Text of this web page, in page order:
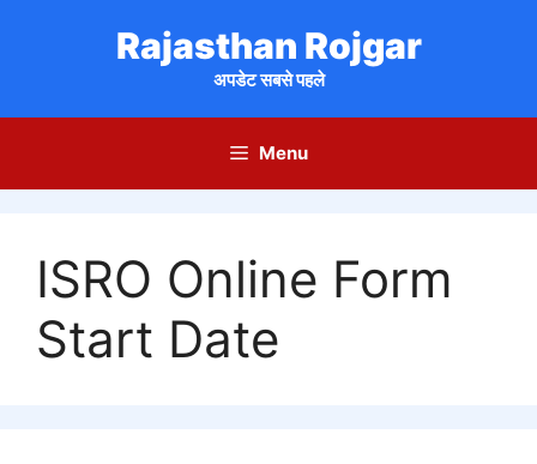
Rajasthan Rojgar
अपडेट सबसे पहले
Menu
ISRO Online Form
Start Date